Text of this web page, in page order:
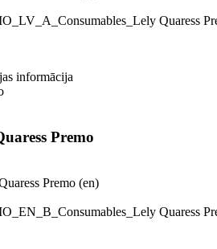
Quaress
informācija
Premo
Premo (en)
Quaress